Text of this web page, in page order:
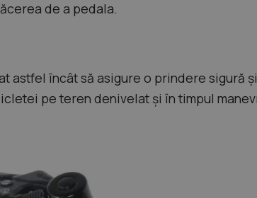
de a pedala.
astfel încât să asigure o prindere sigură
pe teren denivelat și în timpul